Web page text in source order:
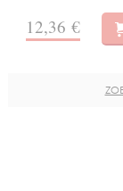
12,36 €